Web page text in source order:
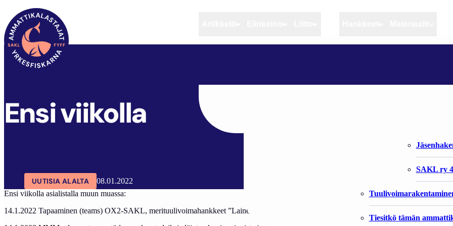
Artikkelit Elinkeino
Rannikko ja
Elinkeinokalatalouden
Kalat ja kalatalous
Vahinkoeläimet
Tiesitkö tämän
Liitto
Liiton
SAKL ry
SAKL ARTIKKELIT
Ensi viikolla
UUTISIA ALALTA
08.01.2022
Ensi viikolla asialistalla muun muassa:
14.1.2022 Tapaaminen (teams) OX2-SAKL, merituulivoimahankkeet ”Laine” ja ”Halla”